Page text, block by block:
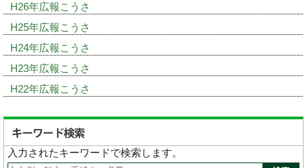
H26年広報こうさ
H25年広報こうさ
H24年広報こうさ
H23年広報こうさ
H22年広報こうさ
入力されたキーワードで検索します。